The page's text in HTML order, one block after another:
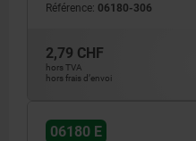
Référence: 06180-306
2,79 CHF
hors TVA
hors frais d’envoi
06180 E